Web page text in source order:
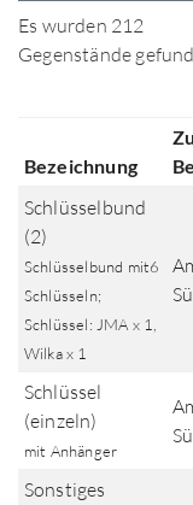
Es wurden 212
Gegenstände
Bezeichnung
Schlüsselbund
(2)
Schlüsselbund mit6
Schlüsseln;
Schlüssel: JMA x 1,
Wilka x 1
Schlüssel
(einzeln)
mit Anhänger
Sonstiges